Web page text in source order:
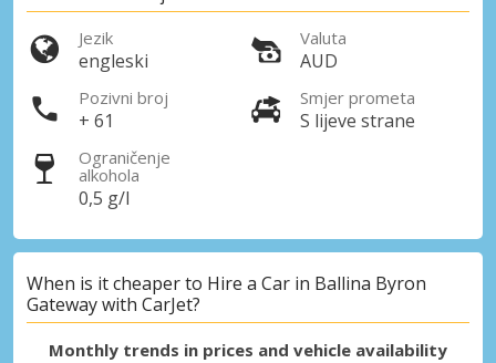
Jezik
engleski
Valuta
AUD
Pozivni broj
+ 61
Smjer prometa
S lijeve strane
Ograničenje
alkohola
0,5 g/l
When is it cheaper to Hire a Car in Ballina Byron
Gateway with CarJet?
Monthly trends in prices and vehicle availability